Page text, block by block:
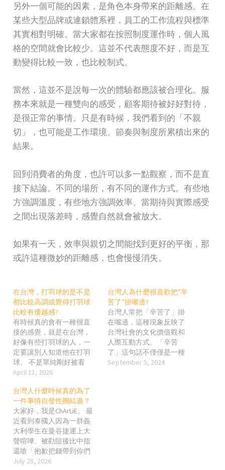
另外一個可能的因素，是角色本身帶來的距離感。在
某些大型品牌或連鎖體系裡，員工的工作流程與標準
其實相對明確。當大家都在按照制度運作時，個人風
格的空間就會比較少。這並不代表態度不好，而是互
動變得比較一致，也比較制式。
當然，這並不是說每一次的體驗都應該被合理化。服
務本來就是一種雙向的感受，顧客期待被好好對待，
是很正常的事情。只是有時候，我們看到的「不親
切」，也可能是工作環境、節奏與制度所累積出來的
結果。
回到消費者的角度，也許可以多一點觀察，而不是直
接下結論。不同的場所，有不同的運作方式。有些地
方強調溫度，有些地方強調效率。當期待與實際感受
之間出現落差時，感覺自然就會被放大。
如果有一天，效率與親切之間能找到更好的平衡，那
或許這種微妙的距離感，也會慢慢消失。
在台灣，打羽球的是不是
都比較高調或覺得打羽球
比較有優越感?
有時候真的會有一種很直
接的感覺，就是在台灣，
好像有些打羽球的人，一
定要讓別人知道他在打羽
球。 不是單純剛好被看
到，而是那種「你不注意
備、穿著，到整體呈現出
來的狀態，都很明確地在
傳達一件事：我在打羽
球。 問題不是打羽球這件
事本身，而是這種表現方
式，為什麼會變成一種常
態。 如果只是單純運動，
其實沒有必要讓整件事情
April 11, 2026
台灣人為什麼很喜歡把”辛
苦了”掛嘴邊?
台灣人常把「辛苦了」掛
在嘴邊，這種現象反映了
台灣社會的文化價值觀和
人際互動方式。「辛苦
了」這句話不僅僅是一種
客套或禮貌的說法，更深
September 5, 2024
台灣人什麼時候真的為了
一件事情自發性團結過？
大家好，我是ChArLiE。 最
近看到泰國人因為一群義
大利學生在曼谷捷運上大
聲喧嘩、被勸阻後比中指
還嗆「抱歉把錢帶到你們
國家」，整個社群瞬間炸
July 28, 2026